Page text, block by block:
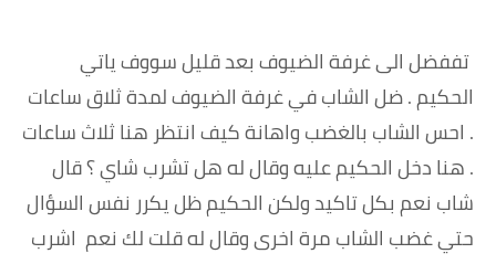
تففضل الى غرفة الضيوف بعد قليل سووف ياتي
الحكيم . ضل الشاب في غرفة الضيوف لمدة ثلاق ساعات
. احس الشاب بالغضب واهانة كيف انتظر هنا ثلاث ساعات
. هنا دخل الحكيم عليه وقال له هل تشرب شاي ؟ قال
شاب نعم بكل تاكيد ولكن الحكيم ظل يكرر نفس السؤال
حتي غضب الشاب مرة اخرى وقال له قلت لك نعم اشرب